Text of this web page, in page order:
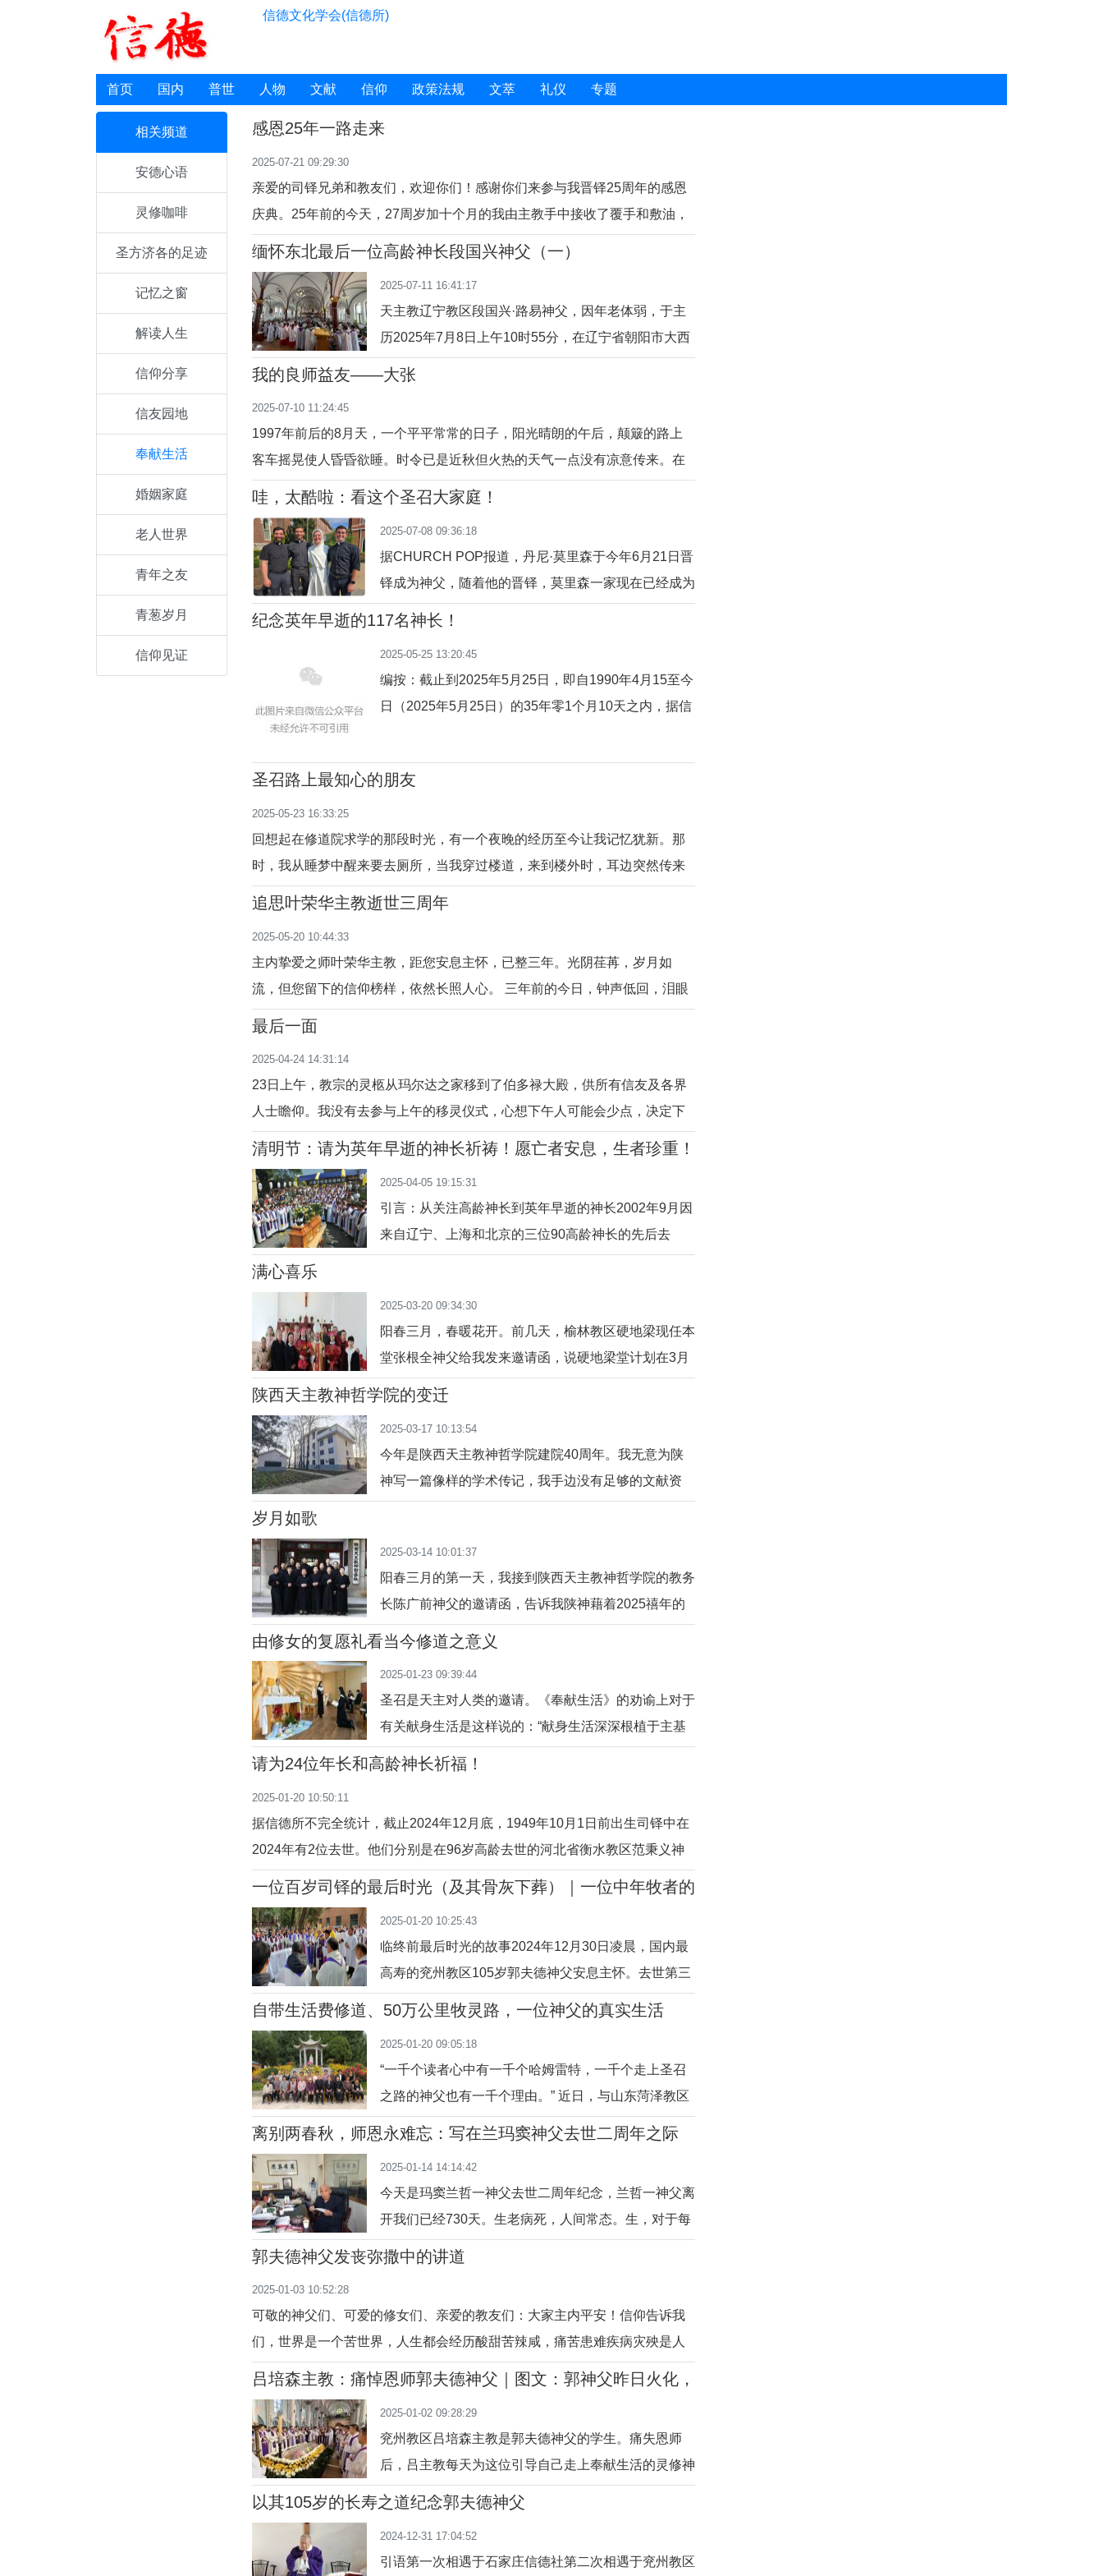
信德文化学会(信德所)
首页 国内 普世 人物 文献 信仰 政策法规 文萃 礼仪 专题
相关频道
安德心语
灵修咖啡
圣方济各的足迹
记忆之窗
解读人生
信仰分享
信友园地
奉献生活
婚姻家庭
老人世界
青年之友
青葱岁月
信仰见证
感恩25年一路走来
2025-07-21 09:29:30
亲爱的司铎兄弟和教友们，欢迎你们！感谢你们来参与我晋铎25周年的感恩
庆典。25年前的今天，27周岁加十个月的我由主教手中接收了覆手和敷油，
被祝圣为神父。祝圣的典礼中没有家属，没有教区代表，使我有点小小的失
籍的庞若瑟修士。1990年12月份我进入修
缅怀东北最后一位高龄神长段国兴神父（一）
2025-07-11 16:41:17
天主教辽宁教区段国兴·路易神父，因年老体弱，于主
历2025年7月8日上午10时55分，在辽宁省朝阳市大西
山堂区养老院安息主怀，享耆寿96岁，铎职39载。7月
本堂刘占富神父主持告别礼；修女会总神师郭景成神父
致悼词，教区逾四
我的良师益友——大张
2025-07-10 11:24:45
1997年前后的8月天，一个平平常常的日子，阳光晴朗的午后，颠簸的路上
客车摇晃使人昏昏欲睡。时令已是近秋但火热的天气一点没有凉意传来。在
这样日子里，如果没有什么紧要事，人们宁愿一整天足不出户。因此，梨园
手后扬，右手触地，大拇指对着溜溜子就弹
哇，太酷啦：看这个圣召大家庭！
2025-07-08 09:36:18
据CHURCH POP报道，丹尼·莫里森于今年6月21日晋
铎成为神父，随着他的晋铎，莫里森一家现在已经成为
有三位神父和一位修女的圣召家庭。现在，让我们看看
父、玛丽·索菲亚修女和尼古拉神父莫里森夫妇育有七
个子女，他们从不走极端，既不对子女喋喋不休，对他
们未来的
纪念英年早逝的117名神长！
2025-05-25 13:20:45
编按：截止到2025年5月25日，即自1990年4月15至今
日（2025年5月25日）的35年零1个月10天之内，据信
让人感慨万千！也令人唏嘘不已！更让我们大家心疼！
人注意并重视安全、
圣召路上最知心的朋友
2025-05-23 16:33:25
回想起在修道院求学的那段时光，有一个夜晚的经历至今让我记忆犹新。那
时，我从睡梦中醒来要去厕所，当我穿过楼道，来到楼外时，耳边突然传来
一阵歌声，正是周华健的《朋友》。歌声来自对面楼上，那是一个喝醉的人
感慨。我们常说耶稣是我们的朋友，
追思叶荣华主教逝世三周年
2025-05-20 10:44:33
主内挚爱之师叶荣华主教，距您安息主怀，已整三年。光阴荏苒，岁月如
流，但您留下的信仰榜样，依然长照人心。 三年前的今日，钟声低回，泪眼
婆娑，我们将您托付在主的恩手，心虽哀痛，却信主的慈爱与应许不变。 您
教会的灯塔，是信徒的牧人。
最后一面
2025-04-24 14:31:14
23日上午，教宗的灵柩从玛尔达之家移到了伯多禄大殿，供所有信友及各界
人士瞻仰。我没有去参与上午的移灵仪式，心想下午人可能会少点，决定下
午4点前往伯多禄大殿去瞻仰教宗遗容，见教宗最后一面。我到达伯多禄广场
慢一步一步移动。原来我想错了，下午的
清明节：请为英年早逝的神长祈祷！愿亡者安息，生者珍重！
2025-04-05 19:15:31
引言：从关注高龄神长到英年早逝的神长2002年9月因
来自辽宁、上海和北京的三位90高龄神长的先后去
世标志着中国教会一个时代的结束”。从2002年9月底
至2025年1月，我们送别了多位老年和高龄神长，
满心喜乐
2025-03-20 09:34:30
阳春三月，春暖花开。前几天，榆林教区硬地梁现任本
堂张根全神父给我发来邀请函，说硬地梁堂计划在3月
19日大圣若瑟瞻礼，举行祝圣圣堂与两位修女高慧慧
在万里之外，客观原因，无法参与。3月19日我在朋友
圈看到祝圣圣堂及两位修女发愿的盛况，在网上参与了
这一盛大活动，分
陕西天主教神哲学院的变迁
2025-03-17 10:13:54
今年是陕西天主教神哲学院建院40周年。我无意为陕
神写一篇像样的学术传记，我手边没有足够的文献资
为陕神写篇随笔散文，把我所见所闻，生命中经历的陕
神，写下来，为陕神“长大”的历史，做个见证。陕神从
改革开放建院后
岁月如歌
2025-03-14 10:01:37
阳春三月的第一天，我接到陕西天主教神哲学院的教务
长陈广前神父的邀请函，告诉我陕神藉着2025禧年的
喜气，计划在下半年举办陕神建院40周年庆典，希望
文章。我毫不犹豫地答应了我的老同学陈神父的要求。
我想借此机会，也把自己在陕神23年的工作小结一
下。所有的成败得失，
由修女的复愿礼看当今修道之意义
2025-01-23 09:39:44
圣召是天主对人类的邀请。《奉献生活》的劝谕上对于
有关献身生活是这样说的：“献身生活深深根植于主基
督的表率与训诲，是天父经由圣神赏赐教会的一份礼
充分说明它不是边缘性或孤立性的，而是影响着整个教
会的事实。”献
请为24位年长和高龄神长祈福！
2025-01-20 10:50:11
据信德所不完全统计，截止2024年12月底，1949年10月1日前出生司铎中在
2024年有2位去世。他们分别是在96岁高龄去世的河北省衡水教区范秉义神
父（1929.8.25—2024.12.3）和在105岁高龄去世的山东省兖州教区郭夫德神
主教（1929—）举行了就职仪式，这样194
一位百岁司铎的最后时光（及其骨灰下葬）｜一位中年牧者的
真情分享｜神长老龄化挑战
2025-01-20 10:25:43
临终前最后时光的故事2024年12月30日凌晨，国内最
高寿的兖州教区105岁郭夫德神父安息主怀。去世第三
天（2025年1月1日）郭神父的遗体被火化，次日骨灰
伤中的兖州教区神长教友因忙于其葬礼而没顾上整理老
神父临终前的情况。当时，我们协助兖州教区首先关注
了这位百岁前辈司铎
自带生活费修道、50万公里牧灵路，一位神父的真实生活
2025-01-20 09:05:18
“一千个读者心中有一千个哈姆雷特，一千个走上圣召
之路的神父也有一千个理由。” 近日，与山东菏泽教区
的纪德付神父谈到了圣召及神父的生活和工作，深深为
享。纪德付神父与教友们一、圣召是宝贵的恩宠1988
年的春天，似乎注定是一个不平凡的季节。母亲焦道芝
在四奶奶
离别两春秋，师恩永难忘：写在兰玛窦神父去世二周年之际
2025-01-14 14:14:42
今天是玛窦兰哲一神父去世二周年纪念，兰哲一神父离
开我们已经730天。生老病死，人间常态。生，对于每
一个人来说无法确定，老是自然规律，病是每一个人必
一生是平凡而伟大的一生，他用尽毕生的精力见证了度
奉献生活的意
郭夫德神父发丧弥撒中的讲道
2025-01-03 10:52:28
可敬的神父们、可爱的修女们、亲爱的教友们：大家主内平安！信仰告诉我
们，世界是一个苦世界，人生都会经历酸甜苦辣咸，痛苦患难疾病灾殃是人
生的点缀，人越长寿，经历的困苦艰难越多，这是不争的事实。在一个世纪
着无私奉献和博爱的美丽人生。他就是我
吕培森主教：痛悼恩师郭夫德神父｜图文：郭神父昨日火化，
今日下葬
2025-01-02 09:28:29
兖州教区吕培森主教是郭夫德神父的学生。痛失恩师
后，吕主教每天为这位引导自己走上奉献生活的灵修神
师举祭祈祷。在昨日为百岁郭神父主持举行了追思火化
郭夫德神父吕培森彻夜无眠思郭铎，坐卧难寝挥笔拙。
痛失父辈忘年交，心刻诗句忆先哲。耶稣忠仆郭夫德，
以其105岁的长寿之道纪念郭夫德神父
2024-12-31 17:04:52
引语第一次相遇于石家庄信德社第二次相遇于兖州教区